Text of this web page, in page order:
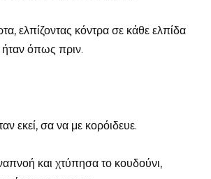
ελπίζοντας κόντρα σε κάθε ελπίδα
ήταν όπως πριν.
εκεί, σα να με κορόιδευε.
και χτύπησα το κουδούνι,